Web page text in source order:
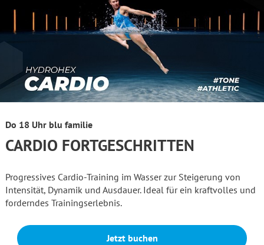
Do 18 Uhr blu familie
CARDIO FORTGESCHRITTEN
Progressives Cardio-Training im Wasser zur Steigerung von
Intensität, Dynamik und Ausdauer. Ideal für ein kraftvolles und
forderndes Trainingserlebnis.
Jetzt buchen